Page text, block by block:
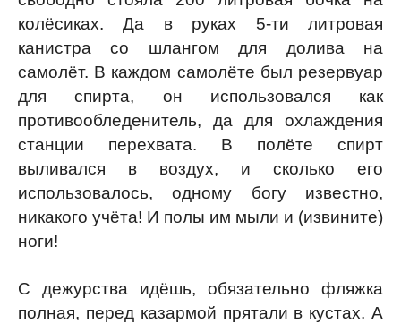
колёсиках. Да в руках 5-ти литровая
канистра со шлангом для долива на
самолёт. В каждом самолёте был резервуар
для спирта, он использовался как
противообледенитель, да для охлаждения
станции перехвата. В полёте спирт
выливался в воздух, и сколько его
использовалось, одному богу известно,
никакого учёта! И полы им мыли и (извините)
ноги!
С дежурства идёшь, обязательно фляжка
полная, перед казармой прятали в кустах. А